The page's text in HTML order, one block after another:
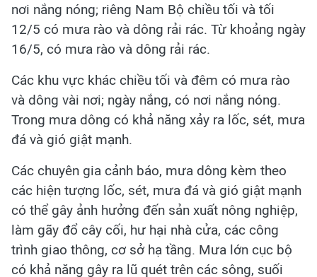
nơi nắng nóng; riêng Nam Bộ chiều tối và tối
12/5 có mưa rào và dông rải rác. Từ khoảng ngày
16/5, có mưa rào và dông rải rác.
Các khu vực khác chiều tối và đêm có mưa rào
và dông vài nơi; ngày nắng, có nơi nắng nóng.
Trong mưa dông có khả năng xảy ra lốc, sét, mưa
đá và gió giật mạnh.
Các chuyên gia cảnh báo, mưa dông kèm theo
các hiện tượng lốc, sét, mưa đá và gió giật mạnh
có thể gây ảnh hưởng đến sản xuất nông nghiệp,
làm gãy đổ cây cối, hư hại nhà cửa, các công
trình giao thông, cơ sở hạ tầng. Mưa lớn cục bộ
có khả năng gây ra lũ quét trên các sông, suối